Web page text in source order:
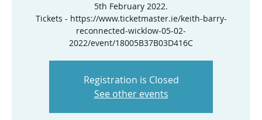
5th February 2022.
Tickets - https://www.ticketmaster.ie/keith-barry-
reconnected-wicklow-05-02-
2022/event/18005B37B03D416C
Registration is Closed
See other events